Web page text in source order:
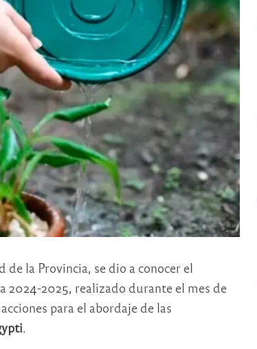
la Provincia, se dio a conocer el
2024-2025, realizado durante el mes de
para el abordaje de las
.